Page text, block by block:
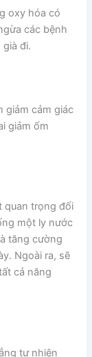
oxy hóa có
các bệnh
đi.
giảm cảm giác
giảm ốm
quan trọng đối
một ly nước
tăng cường
Ngoài ra, sẽ
cả năng
tự nhiên